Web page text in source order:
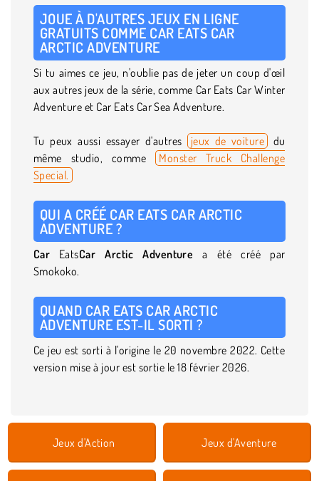
JOUE À D'AUTRES JEUX EN LIGNE
GRATUITS COMME CAR EATS CAR
ARCTIC ADVENTURE
Si tu aimes ce jeu, n'oublie pas de jeter un coup d'œil
aux autres jeux de la série, comme Car Eats Car Winter
Adventure et Car Eats Car Sea Adventure.
Tu peux aussi essayer d'autres jeux de voiture
du
même studio, comme Monster Truck Challenge
Special.
QUI A CRÉÉ CAR EATS CAR ARCTIC
ADVENTURE ?
Car EatsCar Arctic Adventure a été créé par
Smokoko.
QUAND CAR EATS CAR ARCTIC
ADVENTURE EST-IL SORTI ?
Ce jeu est sorti à l'origine le 20 novembre 2022. Cette
version mise à jour est sortie le 18 février 2026.
Jeux d'Action Jeux d'Aventure